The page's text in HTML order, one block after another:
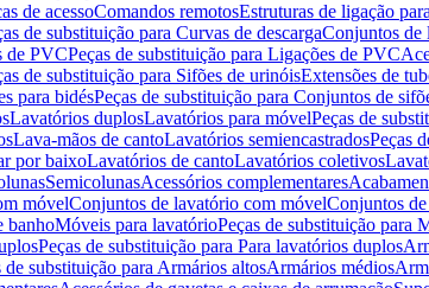
de acessoComandos remotosEstruturas de ligação
de substituição para Curvas de descargaConjuntos de
de PVCPeças de substituição para Ligações de PVC
de substituição para Sifões de urinóisExtensões de
para bidésPeças de substituição para Conjuntos de
Lavatórios duplosLavatórios para móvelPeças de
Lava-mãos de cantoLavatórios semiencastradosPeças
por baixoLavatórios de cantoLavatórios coletivos
SemicolunasAcessórios complementares
móvelConjuntos de lavatório com móvelConjuntos
banhoMóveis para lavatórioPeças de substituição para
Peças de substituição para Para lavatórios duplos
de substituição para Armários altosArmários médios